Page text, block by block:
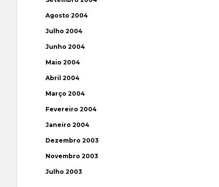
Agosto 2004
Julho 2004
Junho 2004
Maio 2004
Abril 2004
Março 2004
Fevereiro 2004
Janeiro 2004
Dezembro 2003
Novembro 2003
Julho 2003